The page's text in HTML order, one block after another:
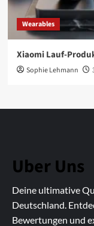
Wearables
Xiaomi Lauf-
Sophie Lehmann
Uber Uns
Deine ultimative
Deutschland.
Bewertungen und